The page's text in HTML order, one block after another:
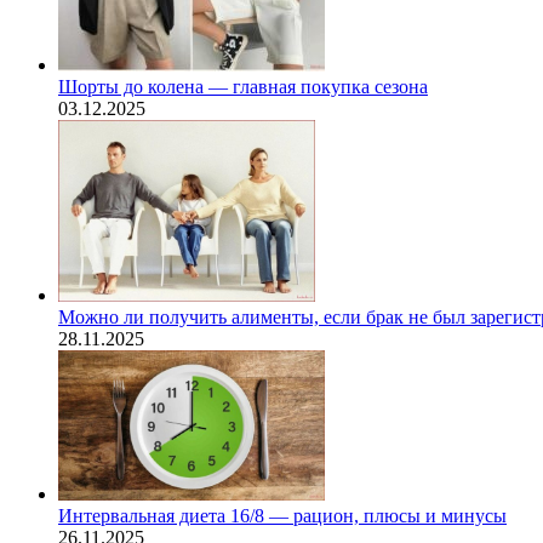
Шорты до колена — главная покупка сезона
03.12.2025
Можно ли получить алименты, если брак не был
28.11.2025
Интервальная диета 16/8 — рацион, плюсы и минусы
26.11.2025